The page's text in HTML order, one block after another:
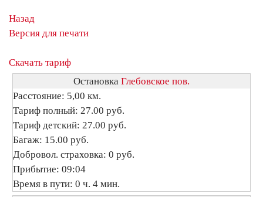
Назад
Версия для печати
Скачать тариф
Остановка Глебовское пов.
Расстояние: 5,00 км.
Тариф полный: 27.00 руб.
Тариф детский: 27.00 руб.
Багаж: 15.00 руб.
Добровол. страховка: 0 руб.
Прибытие: 09:04
Время в пути: 0 ч. 4 мин.